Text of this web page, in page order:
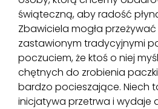
świąteczną, aby radość
Zbawiciela mogła
zastawionym tradycyjnymi
poczuciem, że ktoś o niej
chętnych do zrobienia
bardzo pocieszające. Niech
inicjatywa przetrwa i wydaje